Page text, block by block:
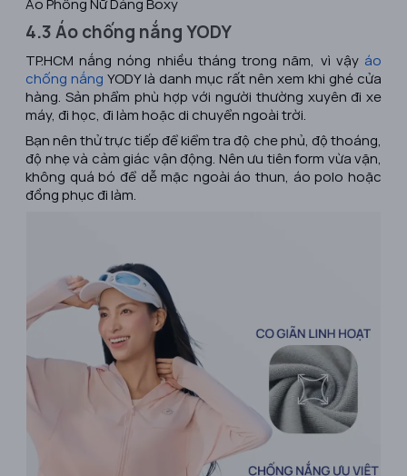
Áo Phông Nữ Dáng Boxy
4.3 Áo chống nắng YODY
TP.HCM nắng nóng nhiều tháng trong năm, vì vậy áo
chống nắng YODY là danh mục rất nên xem khi ghé cửa
hàng. Sản phẩm phù hợp với người thường xuyên đi xe
máy, đi học, đi làm hoặc di chuyển ngoài trời.
Bạn nên thử trực tiếp để kiểm tra độ che phủ, độ thoáng,
độ nhẹ và cảm giác vận động. Nên ưu tiên form vừa vặn,
không quá bó để dễ mặc ngoài áo thun, áo polo hoặc
đồng phục đi làm.